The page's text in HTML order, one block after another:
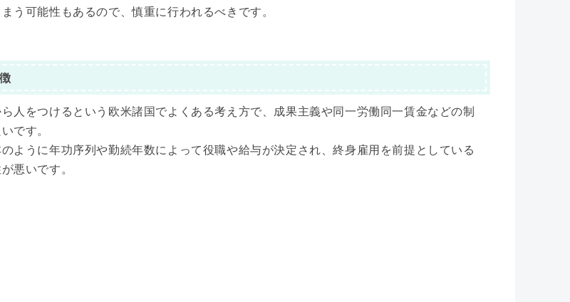
う可能性もあるので、慎重に行われるべきです。
人をつけるという欧米諸国でよくある考え方で、成果主義や同一労働同一賃金などの制
です。
ように年功序列や勤続年数によって役職や給与が決定され、終身雇用を前提としている
悪いです。